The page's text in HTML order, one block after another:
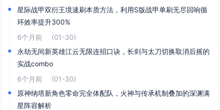
星际战甲双衍王境速刷本质方法，利用S版战甲单刷无尽回响循
环效率提升300%
6个月前
(01-30)
永劫无间新英雄江云无限连招口诀，长剑与太刀切换取消后摇的
实战combo
6个月前
(01-30)
原神纳塔新角色零命完全体配队，火神与传承机制叠加的深渊满
星阵容解析